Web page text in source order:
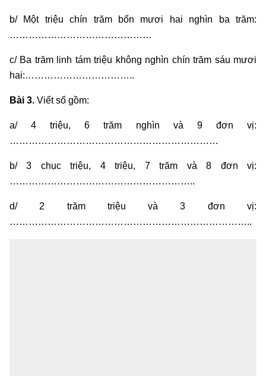
b/ Một triệu chín trăm bốn mươi hai nghìn ba trăm:
………………………………………
c/ Ba trăm linh tám triệu không nghìn chín trăm sáu mươi
hai:……………………………..
Bài 3. Viết số gồm:
a/ 4 triệu, 6 trăm nghìn và 9 đơn vị:
…………………………………………………………
b/ 3 chục triệu, 4 triệu, 7 trăm và 8 đơn vị:
…………………………………………………..
d/ 2 trăm triệu và 3 đơn vị:
…………………………………………………………………..